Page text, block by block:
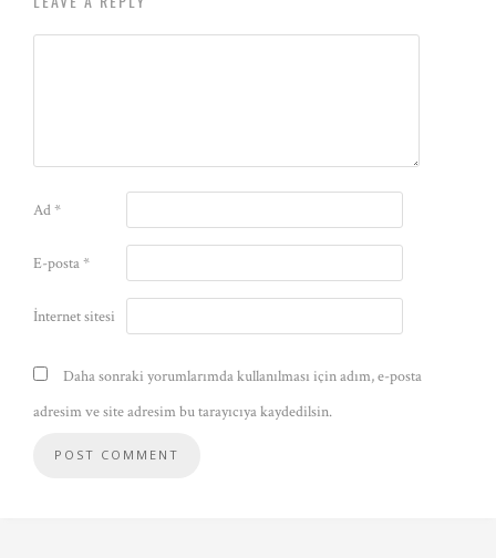
Ad*
E-posta*
İnternet sitesi
Daha sonraki yorumlarımda kullanılması için adım, e-posta
adresim ve site adresim bu tarayıcıya kaydedilsin.